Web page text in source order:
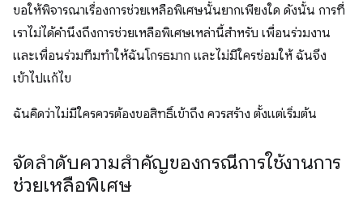
ขอให้พิจารณาเรื่องการช่วยเหลือพิเศษนั้นยากเพียงใด ดังนั้น การที่
เราไม่ได้คำนึงถึงการช่วยเหลือพิเศษเหล่านี้สำหรับ เพื่อนร่วมงาน
และเพื่อนร่วมทีมทำให้ฉันโกรธมาก และไม่มีใครซ่อมให้ ฉันจึง
เข้าไปแก้ไข
ฉันคิดว่าไม่มีใครควรต้องขอสิทธิ์เข้าถึง ควรสร้าง ตั้งแต่เริ่มต้น
จัดลำดับความสำคัญของกรณีการใช้งานการ
ช่วยเหลือพิเศษ